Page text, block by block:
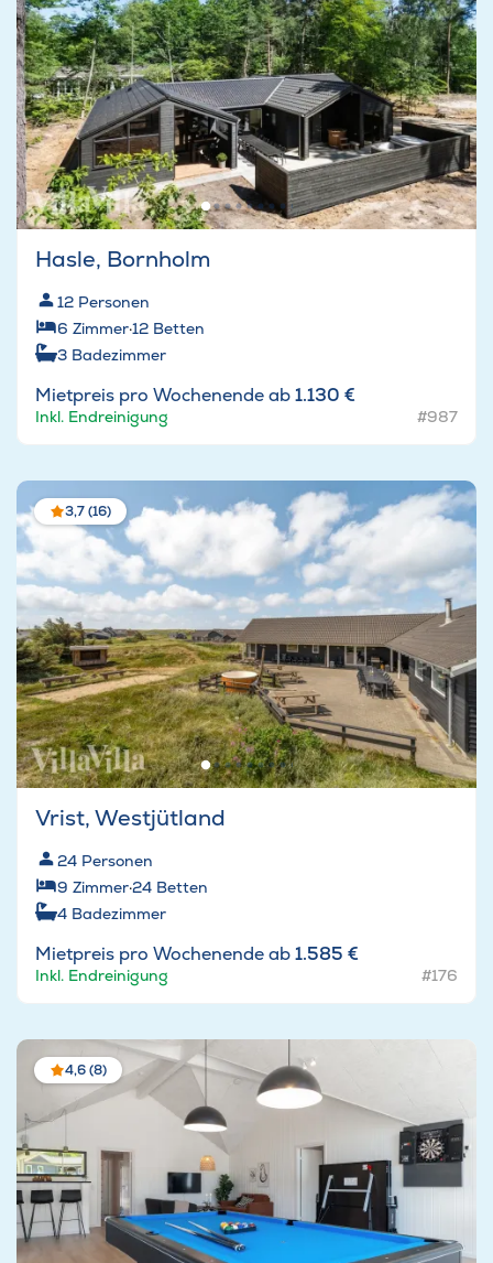
Hasle, Bornholm
12 Personen
6 Zimmer·12 Betten
3 Badezimmer
Mietpreis pro Wochenende ab1.130 €
Inkl. Endreinigung #987
3,7 (16)
Vrist, Westjütland
24 Personen
9 Zimmer·24 Betten
4 Badezimmer
Mietpreis pro Wochenende ab1.585 €
Inkl. Endreinigung #176
4,6 (8)